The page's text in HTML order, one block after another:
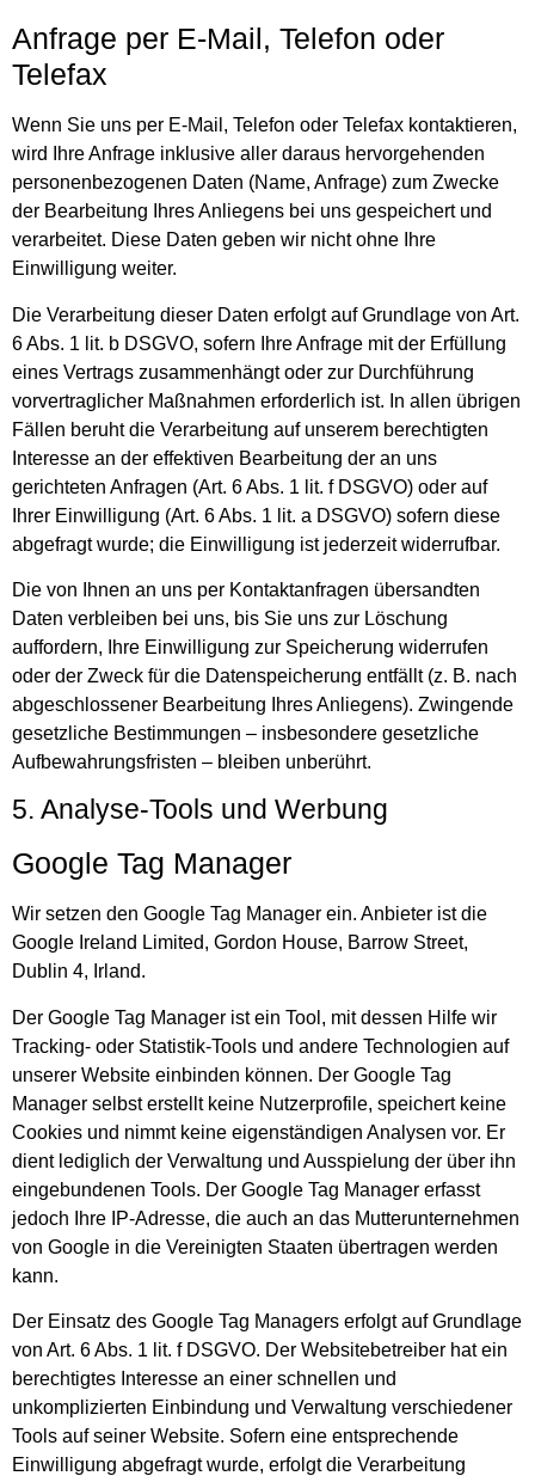
Anfrage per E-Mail, Telefon oder
Telefax
Wenn Sie uns per E-Mail, Telefon oder Telefax kontaktieren,
wird Ihre Anfrage inklusive aller daraus hervorgehenden
personenbezogenen Daten (Name, Anfrage) zum Zwecke
der Bearbeitung Ihres Anliegens bei uns gespeichert und
verarbeitet. Diese Daten geben wir nicht ohne Ihre
Einwilligung weiter.
Die Verarbeitung dieser Daten erfolgt auf Grundlage von Art.
6 Abs. 1 lit. b DSGVO, sofern Ihre Anfrage mit der Erfüllung
eines Vertrags zusammenhängt oder zur Durchführung
vorvertraglicher Maßnahmen erforderlich ist. In allen übrigen
Fällen beruht die Verarbeitung auf unserem berechtigten
Interesse an der effektiven Bearbeitung der an uns
gerichteten Anfragen (Art. 6 Abs. 1 lit. f DSGVO) oder auf
Ihrer Einwilligung (Art. 6 Abs. 1 lit. a DSGVO) sofern diese
abgefragt wurde; die Einwilligung ist jederzeit widerrufbar.
Die von Ihnen an uns per Kontaktanfragen übersandten
Daten verbleiben bei uns, bis Sie uns zur Löschung
auffordern, Ihre Einwilligung zur Speicherung widerrufen
oder der Zweck für die Datenspeicherung entfällt (z. B. nach
abgeschlossener Bearbeitung Ihres Anliegens). Zwingende
gesetzliche Bestimmungen – insbesondere gesetzliche
Aufbewahrungsfristen – bleiben unberührt.
5. Analyse-Tools und Werbung
Google Tag Manager
Wir setzen den Google Tag Manager ein. Anbieter ist die
Google Ireland Limited, Gordon House, Barrow Street,
Dublin 4, Irland.
Der Google Tag Manager ist ein Tool, mit dessen Hilfe wir
Tracking- oder Statistik-Tools und andere Technologien auf
unserer Website einbinden können. Der Google Tag
Manager selbst erstellt keine Nutzerprofile, speichert keine
Cookies und nimmt keine eigenständigen Analysen vor. Er
dient lediglich der Verwaltung und Ausspielung der über ihn
eingebundenen Tools. Der Google Tag Manager erfasst
jedoch Ihre IP-Adresse, die auch an das Mutterunternehmen
von Google in die Vereinigten Staaten übertragen werden
kann.
Der Einsatz des Google Tag Managers erfolgt auf Grundlage
von Art. 6 Abs. 1 lit. f DSGVO. Der Websitebetreiber hat ein
berechtigtes Interesse an einer schnellen und
unkomplizierten Einbindung und Verwaltung verschiedener
Tools auf seiner Website. Sofern eine entsprechende
Einwilligung abgefragt wurde, erfolgt die Verarbeitung